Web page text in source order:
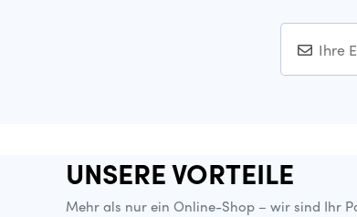
UNSERE VORTEILE
Mehr als nur ein Online-Shop – wir sind Ihr